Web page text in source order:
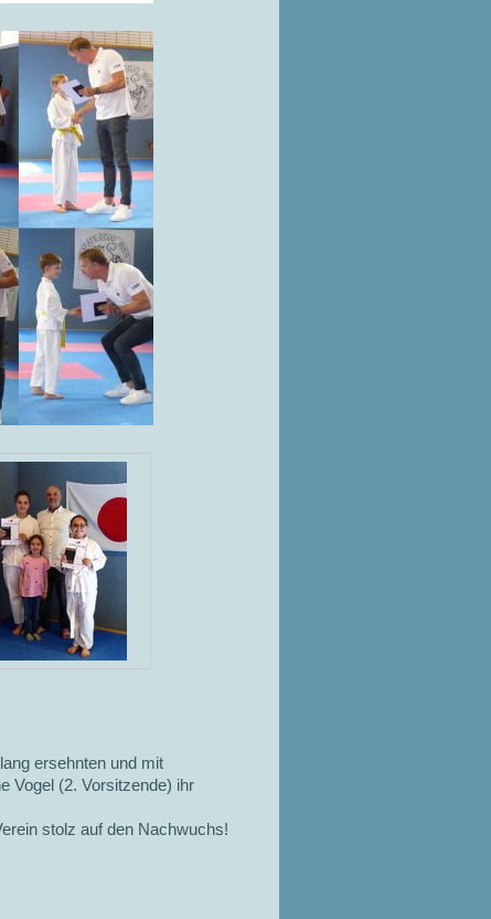
ersehnten und mit
Vogel (2. Vorsitzende) ihr
stolz auf den Nachwuchs!